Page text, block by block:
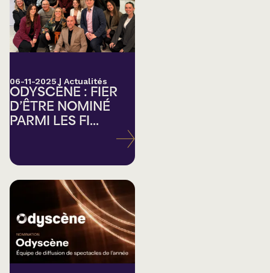
06-11-2025 | Actualités
ODYSCÈNE : FIER
D’ÊTRE NOMINÉ
PARMI LES FI...